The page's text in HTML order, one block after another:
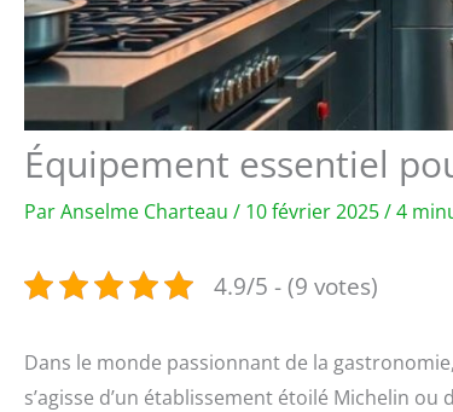
Équipement essentiel
ParAnselme Charteau / 10 février 2025/4
4.9/5 - (9 votes)
Dans le monde passionnant de la
s’agisse d’un établissement étoilé Michelin